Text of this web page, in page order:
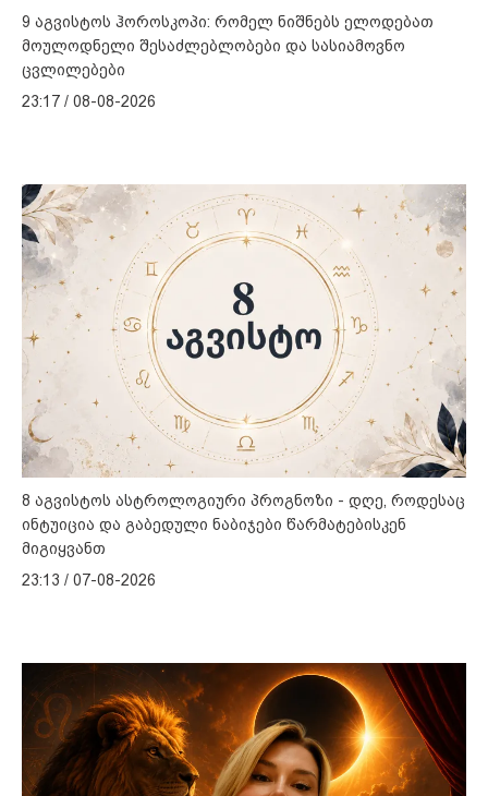
9 აგვისტოს ჰოროსკოპი: რომელ ნიშნებს ელოდებათ
მოულოდნელი შესაძლებლობები და სასიამოვნო
ცვლილებები
23:17 / 08-08-2026
8 აგვისტოს ასტროლოგიური პროგნოზი - დღე, როდესაც
ინტუიცია და გაბედული ნაბიჯები წარმატებისკენ
მიგიყვანთ
23:13 / 07-08-2026